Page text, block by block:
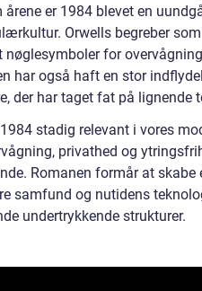
årene er 1984 blevet en
Orwells begreber som
nøglesymboler for
har også haft en stor
der har taget fat på lignende
stadig relevant i vores
privathed og
Romanen formår at
samfund og nutidens
undertrykkende strukturer.